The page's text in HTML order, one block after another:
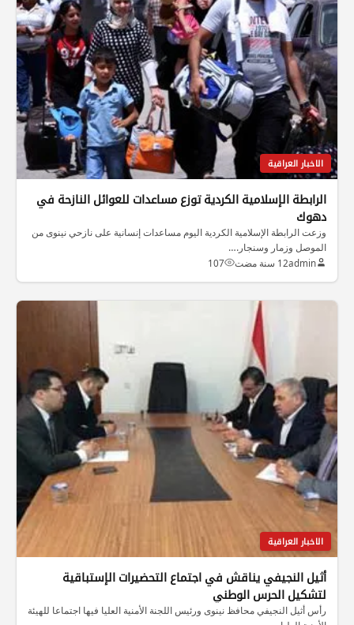
الاخبار العراقية
الرابطة الإسلامية الكردية توزع مساعدات للعوائل النازحة في
دهوك
وزعت الرابطة الإسلامية الكردية اليوم مساعدات إنسانية على نازحي نينوى من
الموصل وزمار وسنجار.…
admin12 سنة مضت 107
الاخبار العراقية
أثيل النجيفي يناقش في اجتماع التحضيرات الإستباقية
لتشكيل الحرس الوطني
رأس أثيل النجيفي محافظ نينوى ورئيس اللجنة الأمنية العليا فيها اجتماعا للهيئة